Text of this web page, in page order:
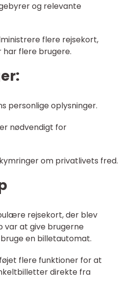
og relevante
flere rejsekort,
flere brugere.
personlige oplysninger.
nødvendigt for
om privatlivets fred.
rejsekort, der blev
var at give brugerne
en billetautomat.
flere funktioner for at
direkte fra